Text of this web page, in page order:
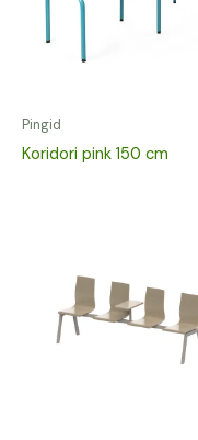
Pingid
Koridori pink 150 cm